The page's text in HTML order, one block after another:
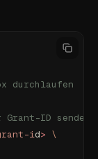
durchlaufen
ID senden
id> \